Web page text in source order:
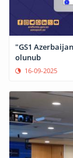
"GS1
olunub
16-09-2025